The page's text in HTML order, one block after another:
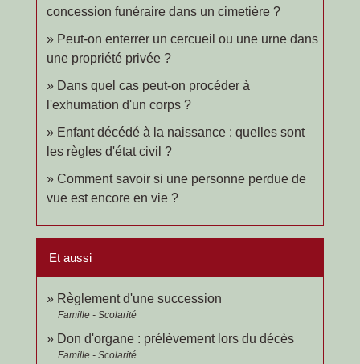
concession funéraire dans un cimetière ?
Peut-on enterrer un cercueil ou une urne dans
une propriété privée ?
Dans quel cas peut-on procéder à
l'exhumation d'un corps ?
Enfant décédé à la naissance : quelles sont
les règles d'état civil ?
Comment savoir si une personne perdue de
vue est encore en vie ?
Et aussi
Règlement d'une succession
Famille - Scolarité
Don d'organe : prélèvement lors du décès
Famille - Scolarité